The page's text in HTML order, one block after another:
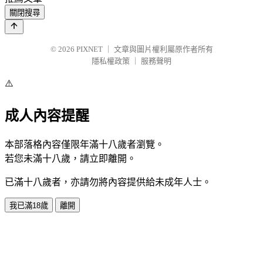
關閉搜尋
© 2026 PIXNET
文章與圖片權利屬原作者所有
隱私權政策
服務聲明
⚠️
成人內容提醒
本部落格內容僅限年滿十八歲者瀏覽。
若您未滿十八歲，請立即離開。
已滿十八歲者，亦請勿將內容提供給未成年人士。
我已滿18歲 離開